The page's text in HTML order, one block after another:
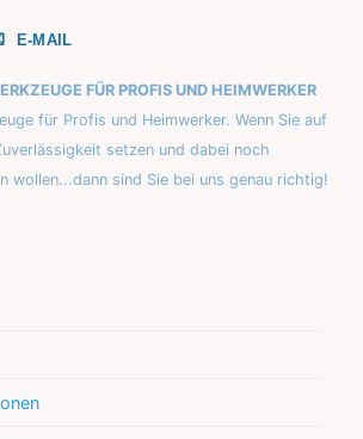
E-MAIL
FÜR PROFIS UND HEIMWERKER
für Profis und Heimwerker. Wenn Sie auf
setzen und dabei noch
wollen...dann sind Sie bei uns genau richtig!